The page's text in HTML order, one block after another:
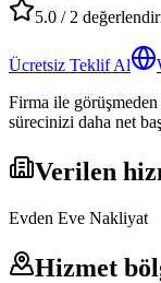
5.0 / 2
Ücretsiz Teklif Al
Firma ile
sürecinizi daha net
Verilen
Evden Eve Nakliyat
Hizmet